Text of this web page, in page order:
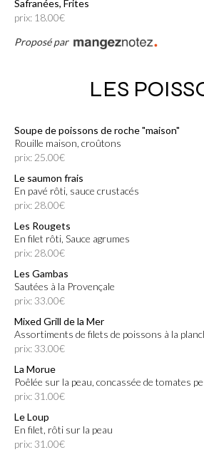
Safranées, Frites
prix: 18.00€
Proposé par
LES
Soupe de poissons de roche "maison"
Rouille maison, croûtons
prix: 25.00€
Le saumon frais
En pavé rôti, sauce crustacés
prix: 28.00€
Les Rougets
En filet rôti, Sauce agrumes
prix: 28.00€
Les Gambas
Sautées à la Provençale
prix: 33.00€
Mixed Grill de la Mer
Assortiments de filets de poissons à la
prix: 33.00€
La Morue
Poêlée sur la peau, concassée de tomates
prix: 31.00€
Le Loup
En filet, rôti sur la peau
prix: 31.00€